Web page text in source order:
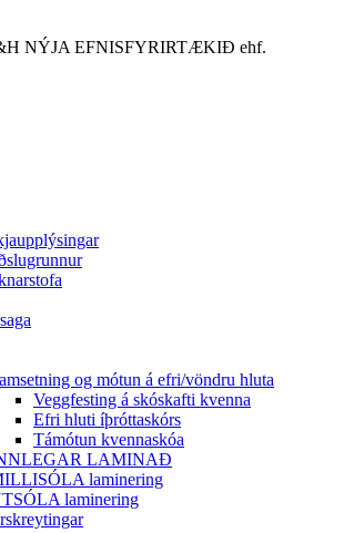
NÝJA EFNISFYRIRTÆKIÐ ehf.
og mótun á efri/vöndru hluta
Veggfesting á skóskafti kvenna
Efri hluti íþróttaskórs
Támótun kvennaskóa
LAMINAÐ
laminering
laminering